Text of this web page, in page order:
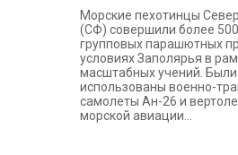
Морские пехотинцы
(СФ) совершили более
групповых парашютных
условиях Заполярья в
масштабных учений. Были
использованы военно-
самолеты Ан-26 и
морской авиации...